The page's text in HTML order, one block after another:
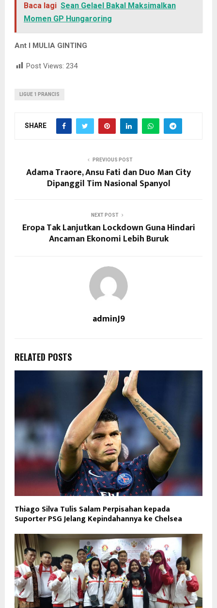
Baca lagi Sean Gelael Bakal Maksimalkan
Momen GP Hungaroring
Ant l MULIA GINTING
Post Views: 234
LIGUE 1 PRANCIS
SHARE
PREVIOUS POST
Adama Traore, Ansu Fati dan Duo Man City
Dipanggil Tim Nasional Spanyol
NEXT POST
Eropa Tak Lanjutkan Lockdown Guna Hindari
Ancaman Ekonomi Lebih Buruk
adminJ9
RELATED POSTS
Thiago Silva Tulis Salam Perpisahan kepada
Suporter PSG Jelang Kepindahannya ke Chelsea